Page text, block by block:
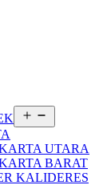
menu
UTARA
BARAT
KALIDERES